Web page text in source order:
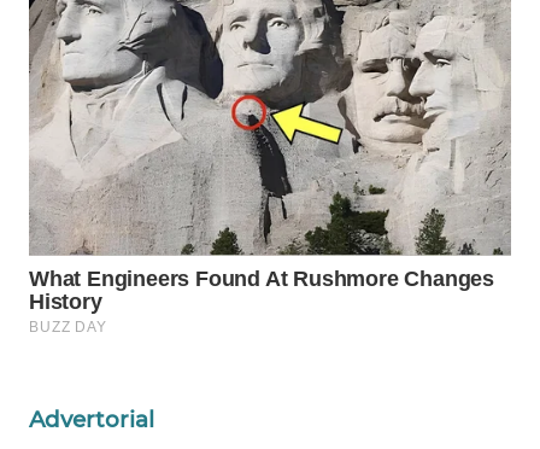
Advertorial
WN
BORNEO
Wahana
Media
Group
WAHANA
NEWS
WAHANA
WAHANA